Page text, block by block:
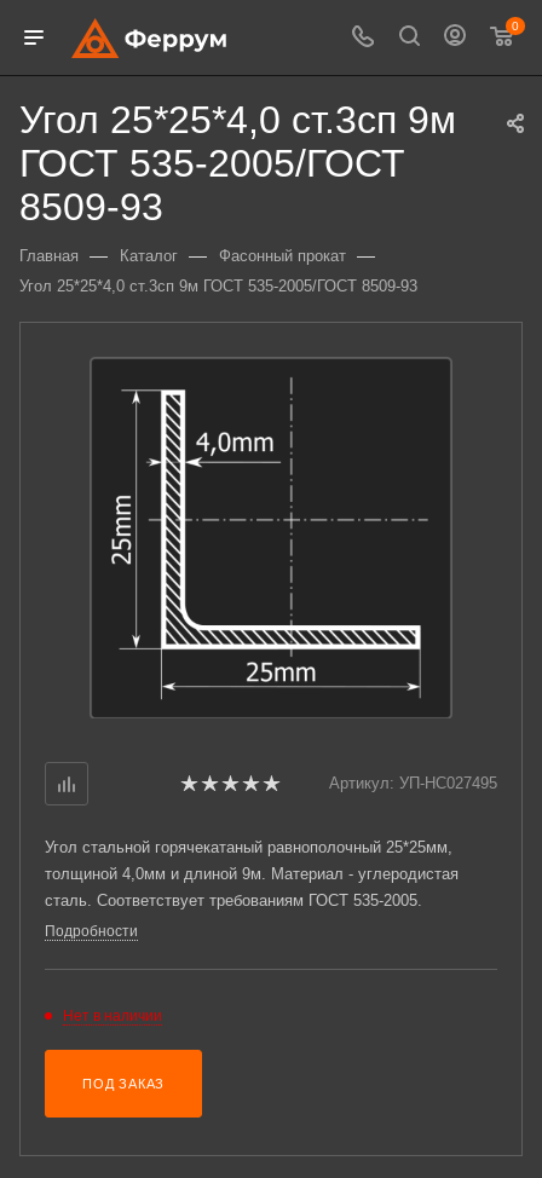
0
Угол 25*25*4,0 ст.3сп 9м
ГОСТ 535-2005/ГОСТ
8509-93
Главная — Каталог — Фасонный прокат —
Угол 25*25*4,0 ст.3сп 9м ГОСТ 535-2005/ГОСТ 8509-93
Артикул: УП-НС027495
Угол стальной горячекатаный равнополочный 25*25мм,
толщиной 4,0мм и длиной 9м. Материал - углеродистая
сталь. Соответствует требованиям ГОСТ 535-2005.
Подробности
Нет в наличии
ПОД ЗАКАЗ